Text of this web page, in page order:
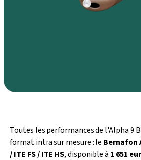
Toutes les performances de l'Alpha 9
format intra sur mesure : le Bernafon
/ ITE FS / ITE HS, disponible à 1 651